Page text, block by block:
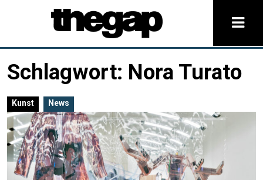
Schlagwort: Nora Turato
Kunst News